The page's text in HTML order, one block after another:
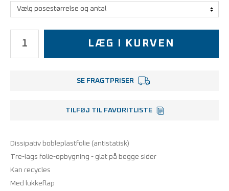
LÆG I KURVEN
SE FRAGTPRISER
TILFØJ TIL FAVORITLISTE
Dissipativ bobleplastfolie (antistatisk)
Tre-lags folie-opbygning - glat på begge sider
Kan recycles
Med lukkeflap